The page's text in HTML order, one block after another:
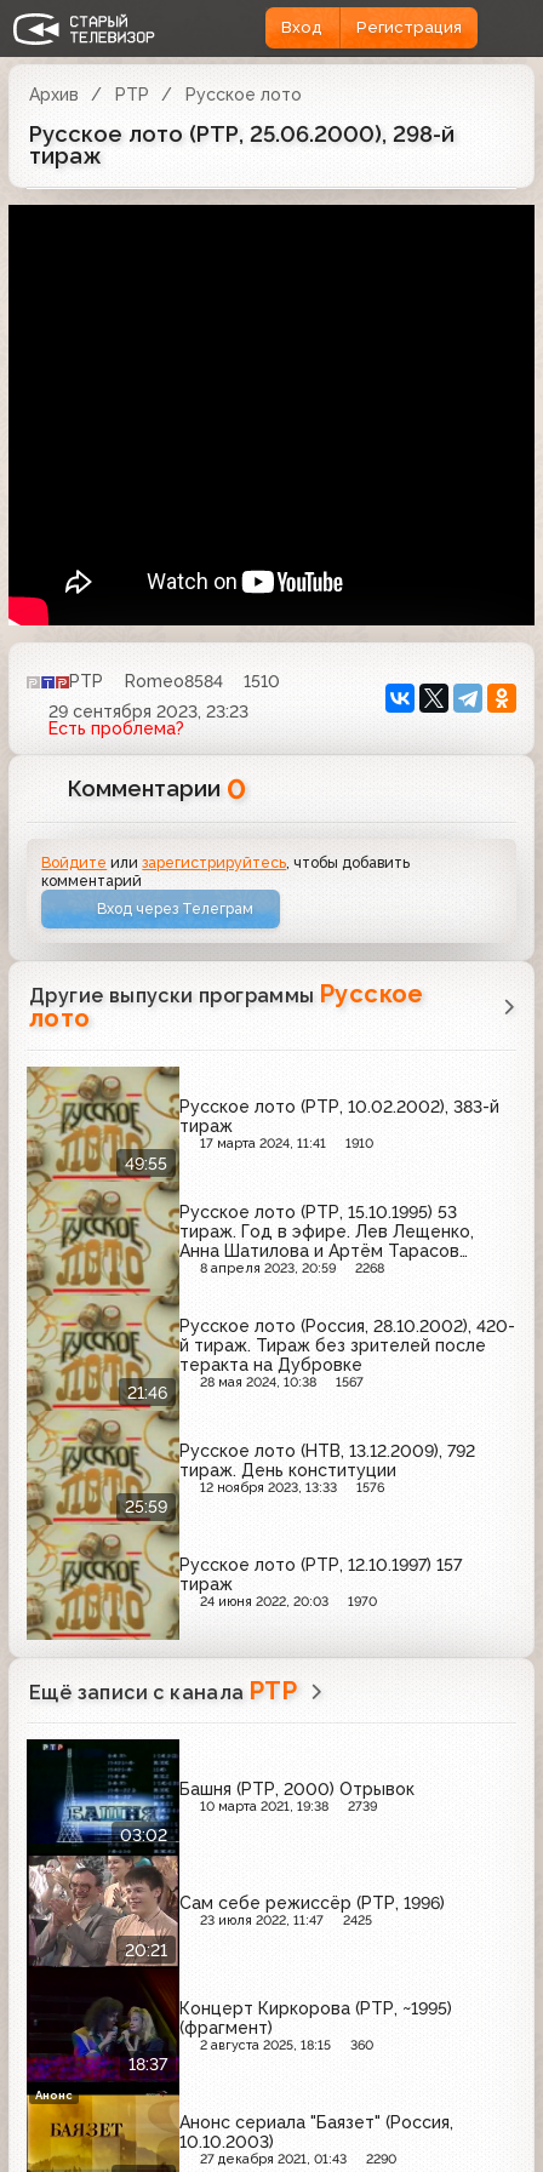
Вход Регистрация
Архив РТР Русское лото
Русское лото (РТР, 25.06.2000), 298-й
тираж
РТР Romeo8584
1510
29 сентября 2023, 23:23
Есть проблема?
Комментарии 0
Войдите илизарегистрируйтесь , чтобы добавить
комментарий
Вход через Телеграм
Другие выпуски программы Русское
лото
49:55
Русское лото (РТР, 10.02.2002), 383-й
тираж
17 марта 2024, 11:41 1910
Русское лото (РТР, 15.10.1995) 53
тираж. Год в эфире. Лев Лещенко,
Анна Шатилова и Артём Тарасов
(Цветная версия)
8 апреля 2023, 20:59 2268
21:46
Русское лото (Россия, 28.10.2002), 420-
й тираж. Тираж без зрителей после
теракта на Дубровке
28 мая 2024, 10:38 1567
25:59
Русское лото (НТВ, 13.12.2009), 792
тираж. День конституции
12 ноября 2023, 13:33 1576
Русское лото (РТР, 12.10.1997) 157
тираж
24 июня 2022, 20:03 1970
Ещё записи с канала РТР
03:02
Башня (РТР, 2000) Отрывок
10 марта 2021, 19:38 2739
20:21
Сам себе режиссёр (РТР, 1996)
23 июля 2022, 11:47 2425
18:37
Концерт Киркорова (РТР, ~1995)
(фрагмент)
2 августа 2025, 18:15 360
Анонс сериала "Баязет" (Россия,
10.10.2003)
27 декабря 2021, 01:43 2290
Анонс